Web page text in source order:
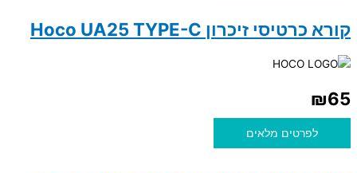
קורא כרטיסי זיכרון Hoco UA25 TYPE-C
₪65
לפרטים מלאים